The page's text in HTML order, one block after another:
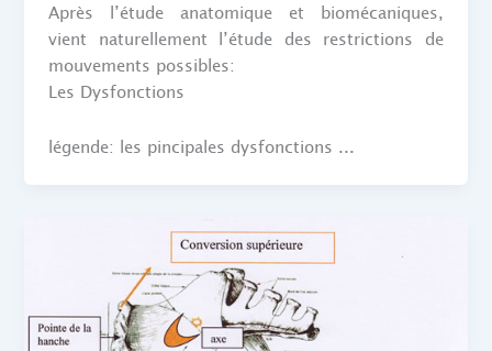
Après l’étude anatomique et biomécaniques,
vient naturellement l’étude des restrictions de
mouvements possibles:
Les Dysfonctions
légende: les pincipales dysfonctions ...